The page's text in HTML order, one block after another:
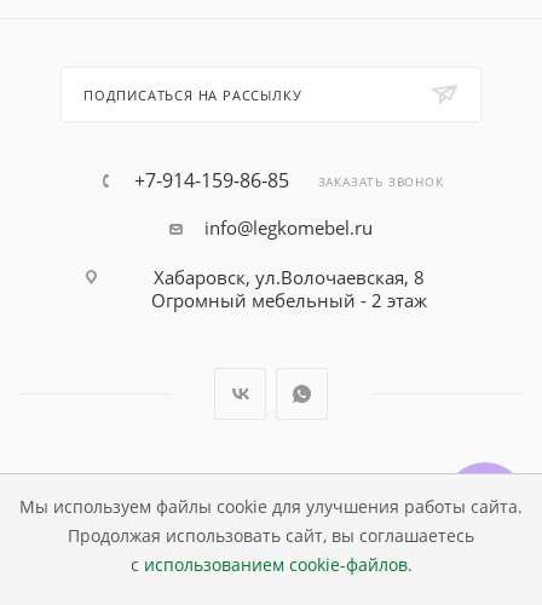
Мы используем файлы cookie для улучшения работы сайта.
Продолжая использовать сайт, вы соглашаетесь
с использованием cookie-файлов.
ПОДПИСАТЬСЯ НА РАССЫЛКУ
+7-914-159-86-85 ЗАКАЗАТЬ ЗВОНОК
info@legkomebel.ru
Хабаровск, ул.Волочаевская, 8
Огромный мебельный - 2 этаж